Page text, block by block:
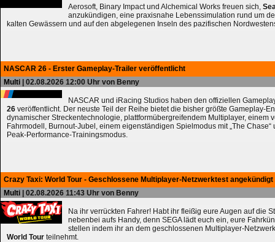
Aerosoft, Binary Impact und Alchemical Works freuen sich,
anzukündigen, eine praxisnahe Lebenssimulation rund um
kalten Gewässern und auf den abgelegenen Inseln des pazifischen
NASCAR 26 - Erster Gameplay-Trailer veröffentlicht
Multi | 02.08.2026 12:00 Uhr von Benny
NASCAR und iRacing Studios haben den offiziellen
26 veröffentlicht. Der neuste Teil der Reihe bietet die bisher größte Gameplay-
dynamischer Streckentechnologie, plattformübergreifendem Multiplayer, einem
Fahrmodell, Burnout-Jubel, einem eigenständigen Spielmodus mit „The
Peak-Performance-Trainingsmodus.
Crazy Taxi: World Tour - Geschlossene Multiplayer-Netzwerktest angekündigt
Multi | 02.08.2026 11:43 Uhr von Benny
Na ihr verrückten Fahrer! Habt ihr fleißig eure Augen auf die
nebenbei aufs Handy, denn SEGA lädt euch ein, eure
stellen indem ihr an dem geschlossenen Multiplayer-
World Tour teilnehmt.